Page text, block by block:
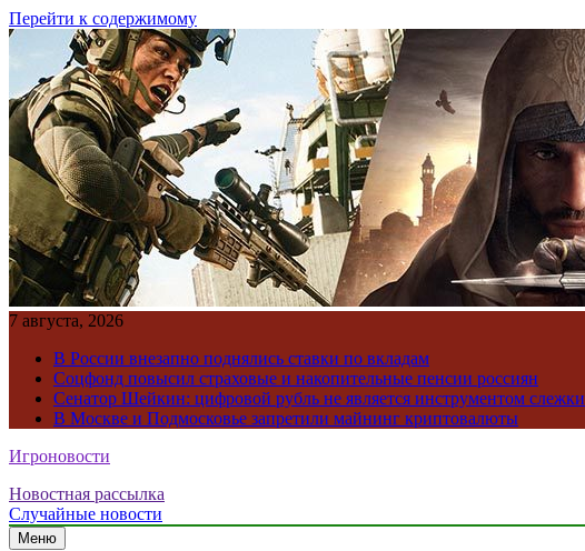
Перейти к содержимому
7 августа, 2026
В России внезапно поднялись ставки по вкладам
Соцфонд повысил страховые и накопительные пенсии россиян
Сенатор Шейкин: цифровой рубль не является инструментом слежки
В Москве и Подмосковье запретили майнинг криптовалюты
Игроновости
Новостная рассылка
Случайные новости
Меню